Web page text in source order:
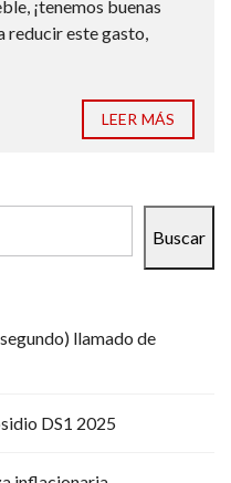
¡tenemos buenas
reducir este gasto,
LEER MÁS
Buscar
llamado de
DS1 2025